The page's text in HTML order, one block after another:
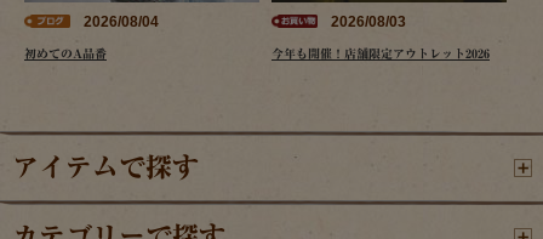
2026/08/04
初めてのA品番
2026/08/03
今年も開催！店舗限定アウトレット2026
アイテムで探す